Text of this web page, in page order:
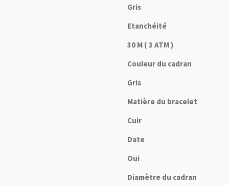
Gris
Etanchéité
30 M ( 3 ATM )
Couleur du cadran
Gris
Matière du bracelet
Cuir
Date
Oui
Diamètre du cadran